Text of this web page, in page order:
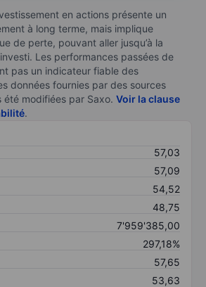
en actions présente un
à long terme, mais implique
de perte, pouvant aller jusqu’à la
Les performances passées de
pas un indicateur fiable des
données fournies par des sources
été modifiées par Saxo. Voir la clause
.
57,03
57,09
54,52
48,75
7'959'385,00
297,18%
57,65
53,63